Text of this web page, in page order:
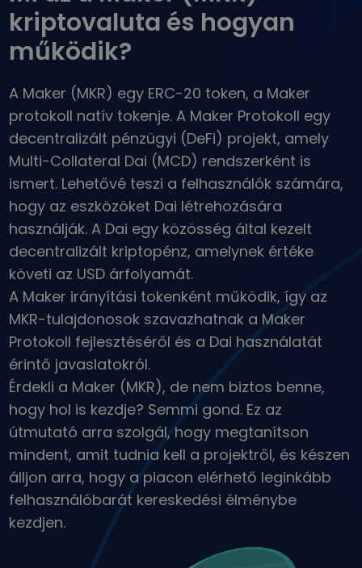
Mi lenne akkor, ha 100 € értékben vásároltam volna…
...ma ennyit érne
Intelligens portfóliók
A kriptovalutákba való befektetés okos módja
Egy biztonságos és egyszerű kriptotárca
Kriptovaluta bevétel
Kapj jutalmakat a kriptod után
Trezor
Takaríts meg kriptot a jövődért
Ismétlődő vásárlás
Rendszeresen ütemezett befektetések (DCA)
Árriasztások
Kedvenc tokenjeid valós idejű árfrissítései
Eszközök felfedezése
Fedezz fel befektetési lehetőségeket
Portfólióelemzés
Intelligens betekintés az optimális teljesítmény érdekében
kriptovaluta és hogyan
működik?
A Maker (MKR) egy ERC-20 token, a Maker
protokoll natív tokenje. A Maker Protokoll egy
decentralizált pénzügyi (DeFi) projekt, amely
Multi-Collateral Dai (MCD) rendszerként is
ismert. Lehetővé teszi a felhasználók számára,
hogy az eszközöket Dai létrehozására
használják. A Dai egy közösség által kezelt
decentralizált kriptopénz, amelynek értéke
követi az USD árfolyamát.
A Maker irányítási tokenként működik, így az
MKR-tulajdonosok szavazhatnak a Maker
Protokoll fejlesztéséről és a Dai használatát
érintő javaslatokról.
Érdekli a Maker (MKR), de nem biztos benne,
hogy hol is kezdje? Semmi gond. Ez az
útmutató arra szolgál, hogy megtanítson
mindent, amit tudnia kell a projektről, és készen
álljon arra, hogy a piacon elérhető leginkább
felhasználóbarát kereskedési élménybe
kezdjen.